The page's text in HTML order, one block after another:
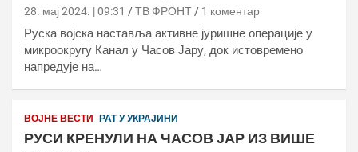
28. мај 2024. | 09:31 ТВ ФРОНТ 1 коментар
Руска војска наставља активне јуришне операције у
микроокругу Канал у Часов Јару, док истовремено
напредује на…
ВОЈНЕ ВЕСТИ РАТ У УКРАЈИНИ
РУСИ КРЕНУЛИ НА ЧАСОВ ЈАР ИЗ ВИШЕ